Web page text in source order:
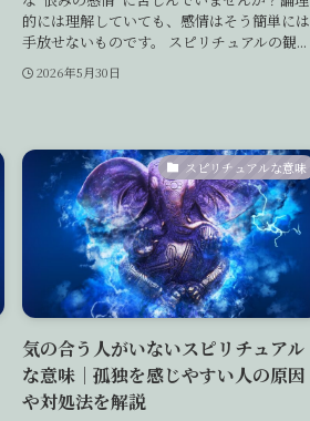
的には理解していても、感情はそう簡単には
手放せないものです。 スピリチュアルの観...
2026年5月30日
スピリチュアルな意味
気の合う人がいないスピリチュアル
な意味｜孤独を感じやすい人の原因
や対処法を解説